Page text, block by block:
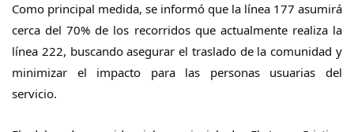
Como principal medida, se informó que la línea 177 asumirá
cerca del 70% de los recorridos que actualmente realiza la
línea 222, buscando asegurar el traslado de la comunidad y
minimizar el impacto para las personas usuarias del
servicio.